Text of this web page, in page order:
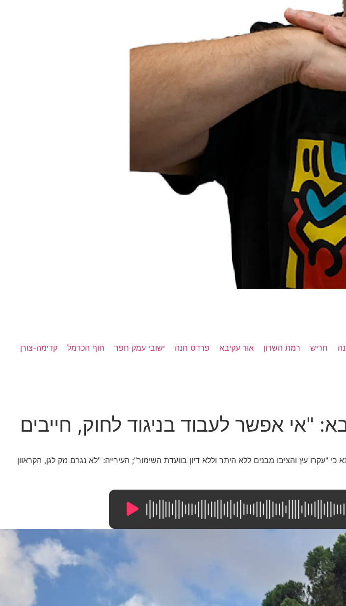
חריש רמת השרון אור עקיבא פרדס חנה ישובי עמק חפר חוף הכרמל קדימה-צורן
"אי אפשר לעבוד בניגוד לחוק, חייבים
עץ והציבו מבנים ללא היתר וללא דיון בוועדת השימור"; העירייה: "לא נגרם נזק לגן, הקראוון